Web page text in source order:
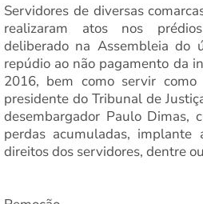
Servidores de diversas
realizaram atos nos
deliberado na Assembleia
repúdio ao não pagamento da
2016, bem como servir
presidente do Tribunal de
desembargador Paulo Dimas,
perdas acumuladas, implante
direitos dos servidores, dentre